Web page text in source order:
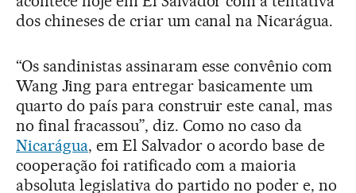
dos chineses de criar um canal na Nicarágua.
“Os sandinistas assinaram esse convênio com
Wang Jing para entregar basicamente um
quarto do país para construir este canal, mas
no final fracassou”, diz. Como no caso da
Nicarágua, em El Salvador o acordo base de
cooperação foi ratificado com a maioria
absoluta legislativa do partido no poder e, no